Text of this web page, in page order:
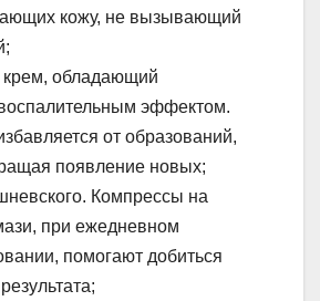
кожу, не вызывающий
крем, обладающий
эффектом.
от образований,
появление новых;
Компрессы на
при ежедневном
помогают добиться